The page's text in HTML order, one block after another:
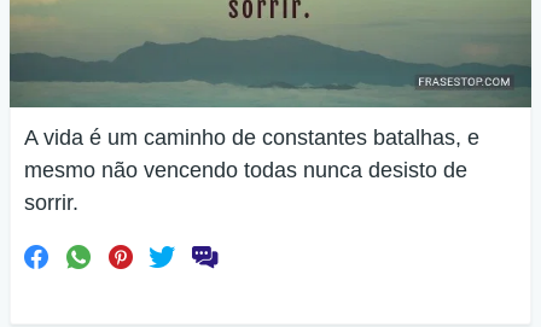
A vida é um caminho de constantes batalhas, e
mesmo não vencendo todas nunca desisto de
sorrir.